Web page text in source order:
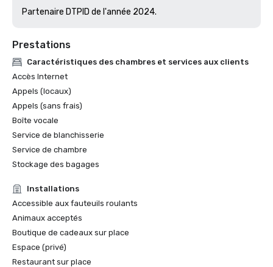
Partenaire DTPID de l'année 2024.
Prestations
Caractéristiques des chambres et services aux clients
Accès Internet
Appels (locaux)
Appels (sans frais)
Boîte vocale
Service de blanchisserie
Service de chambre
Stockage des bagages
Installations
Accessible aux fauteuils roulants
Animaux acceptés
Boutique de cadeaux sur place
Espace (privé)
Restaurant sur place